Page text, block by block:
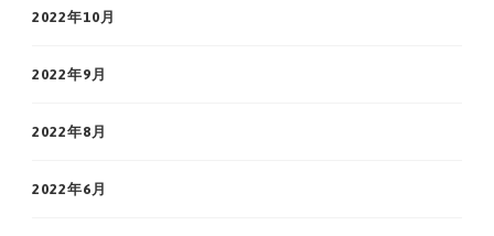
2022年10月
2022年9月
2022年8月
2022年6月